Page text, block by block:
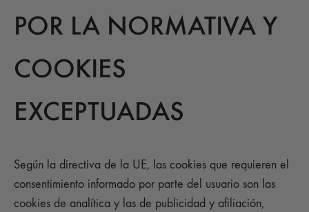
POR LA NORMATIVA Y
COOKIES
EXCEPTUADAS
Según la directiva de la UE, las cookies que requieren el
consentimiento informado por parte del usuario son las
cookies de analítica y las de publicidad y afiliación,